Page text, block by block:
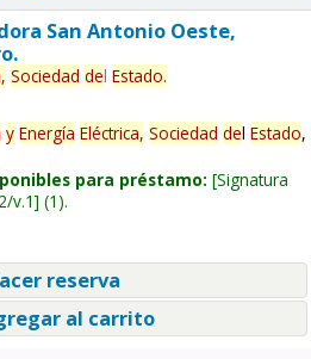
San Antonio Oeste,
Sociedad del Estado.
y Energía Eléctrica, Sociedad del Estado,
para préstamo: Signatura
v.1 (1).
reserva
al carrito